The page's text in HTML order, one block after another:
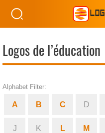
Logos de l’éducation
Alphabet Filter:
A B C D
J K L M